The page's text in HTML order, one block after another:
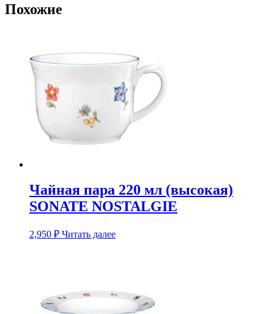
Похожие
Чайная пара 220 мл (высокая)
SONATE NOSTALGIE
2,950 ₽ Читать далее